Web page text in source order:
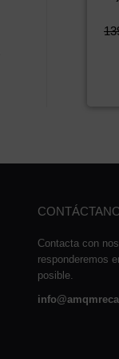
Contacta con
responderemos
posible.